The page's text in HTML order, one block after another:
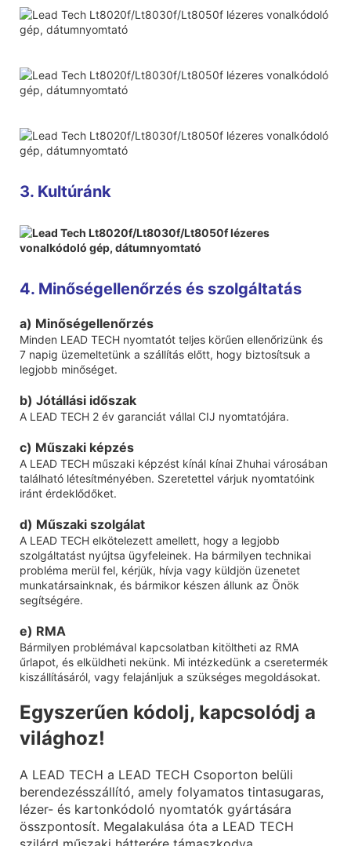
3. Kultúránk
4. Minőségellenőrzés és szolgáltatás
a) Minőségellenőrzés
Minden LEAD TECH nyomtatót teljes körűen ellenőrizünk és
7 napig üzemeltetünk a szállítás előtt, hogy biztosítsuk a
legjobb minőséget.
b) Jótállási időszak
A LEAD TECH 2 év garanciát vállal CIJ nyomtatójára.
c) Műszaki képzés
A LEAD TECH műszaki képzést kínál kínai Zhuhai városában
található létesítményében. Szeretettel várjuk nyomtatóink
iránt érdeklődőket.
d) Műszaki szolgálat
A LEAD TECH elkötelezett amellett, hogy a legjobb
szolgáltatást nyújtsa ügyfeleinek. Ha bármilyen technikai
probléma merül fel, kérjük, hívja vagy küldjön üzenetet
munkatársainknak, és bármikor készen állunk az Önök
segítségére.
e) RMA
Bármilyen problémával kapcsolatban kitöltheti az RMA
űrlapot, és elküldheti nekünk. Mi intézkedünk a cseretermék
kiszállításáról, vagy felajánljuk a szükséges megoldásokat.
Egyszerűen kódolj, kapcsolódj a
világhoz!
A LEAD TECH a LEAD TECH Csoporton belüli
berendezésszállító, amely folyamatos tintasugaras,
lézer- és kartonkódoló nyomtatók gyártására
összpontosít. Megalakulása óta a LEAD TECH